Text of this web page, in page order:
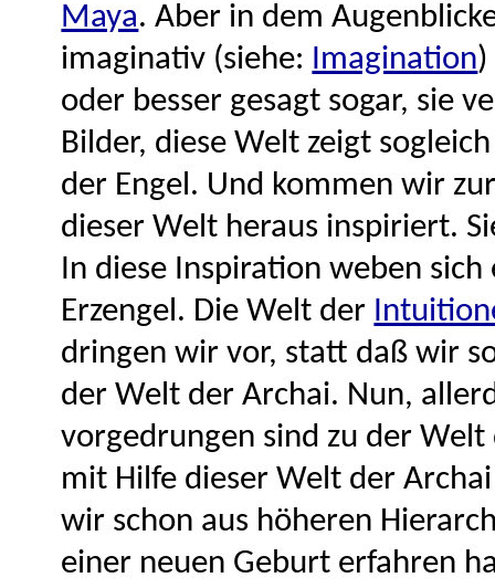
Maya. Aber in dem
imaginativ (siehe: Imagination
oder besser gesagt sogar, sie
Bilder, diese Welt zeigt
der Engel. Und kommen wir
dieser Welt heraus inspiriert.
In diese Inspiration weben
Erzengel. Die Welt der
dringen wir vor, statt daß wir
der Welt der Archai. Nun,
vorgedrungen sind zu der
mit Hilfe dieser Welt der
wir schon aus höheren
einer neuen Geburt erfahren